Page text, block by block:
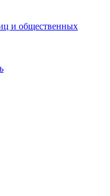
и общественных